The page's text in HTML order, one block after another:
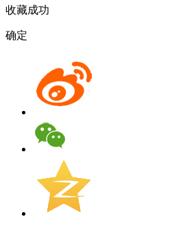
收藏成功
确定